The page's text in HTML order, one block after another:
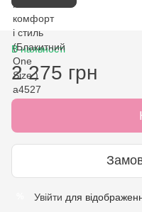
В наявності
2 275 грн
Увійти для